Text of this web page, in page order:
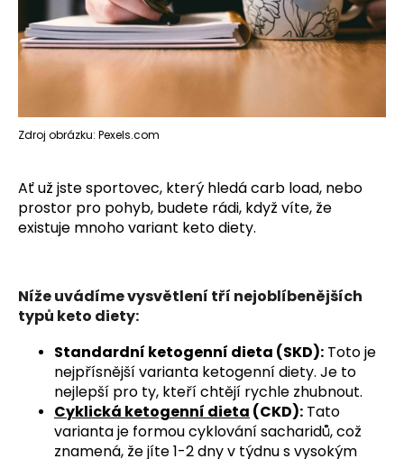
Zdroj obrázku: Pexels.com
Ať už jste sportovec, který hledá carb load, nebo
prostor pro pohyb, budete rádi, když víte, že
existuje mnoho variant keto diety.
Níže uvádíme vysvětlení tří nejoblíbenějších
typů keto diety:
Standardní ketogenní dieta (SKD): Toto je
nejpřísnější varianta ketogenní diety. Je to
nejlepší pro ty, kteří chtějí rychle zhubnout.
Cyklická ketogenní dieta (CKD): Tato
varianta je formou cyklování sacharidů, což
znamená, že jíte 1-2 dny v týdnu s vysokým